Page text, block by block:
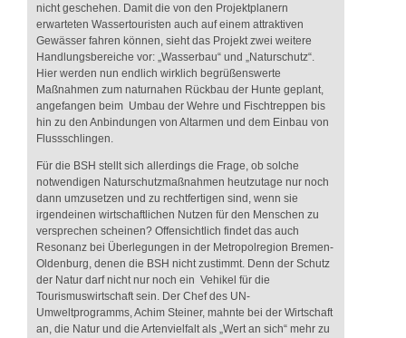
nicht geschehen. Damit die von den Projektplanern
erwarteten Wassertouristen auch auf einem attraktiven
Gewässer fahren können, sieht das Projekt zwei weitere
Handlungsbereiche vor: „Wasserbau“ und „Naturschutz“.
Hier werden nun endlich wirklich begrüßenswerte
Maßnahmen zum naturnahen Rückbau der Hunte geplant,
angefangen beim Umbau der Wehre und Fischtreppen bis
hin zu den Anbindungen von Altarmen und dem Einbau von
Flussschlingen.
Für die BSH stellt sich allerdings die Frage, ob solche
notwendigen Naturschutzmaßnahmen heutzutage nur noch
dann umzusetzen und zu rechtfertigen sind, wenn sie
irgendeinen wirtschaftlichen Nutzen für den Menschen zu
versprechen scheinen? Offensichtlich findet das auch
Resonanz bei Überlegungen in der Metropolregion Bremen-
Oldenburg, denen die BSH nicht zustimmt. Denn der Schutz
der Natur darf nicht nur noch ein Vehikel für die
Tourismuswirtschaft sein. Der Chef des UN-
Umweltprogramms, Achim Steiner, mahnte bei der Wirtschaft
an, die Natur und die Artenvielfalt als „Wert an sich“ mehr zu